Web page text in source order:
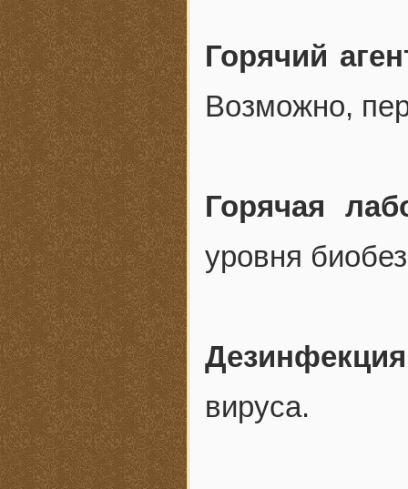
Горячий
Возможно,
Горячая
уровня
Дезинфекция
вируса.